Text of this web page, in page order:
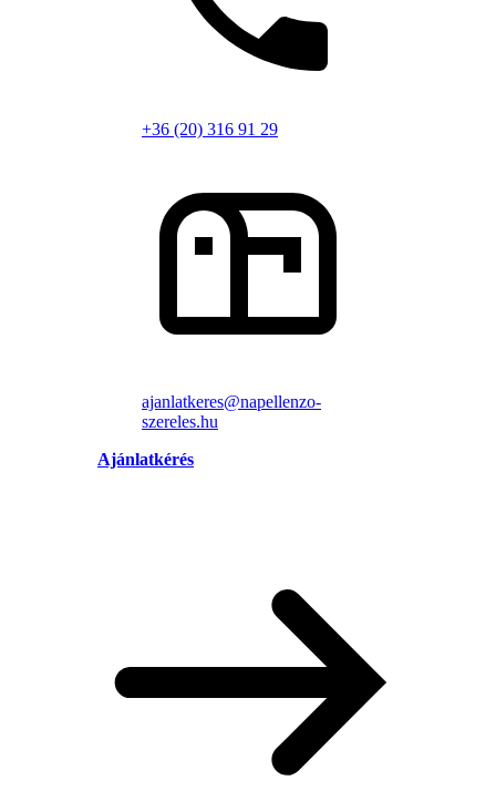
+36 (20) 316 91 29
ajanlatkeres@napellenzo-
szereles.hu
Ajánlatkérés